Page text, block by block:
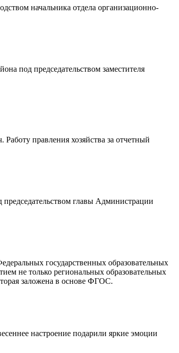
начальника отдела организационно-
под председательством заместителя
правления хозяйства за отчетный
главы Администрации
государственных образовательных
не только региональных образовательных
заложена в основе ФГОС.
настроение подарили яркие эмоции